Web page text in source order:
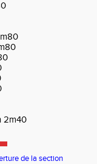
2m40
de la section